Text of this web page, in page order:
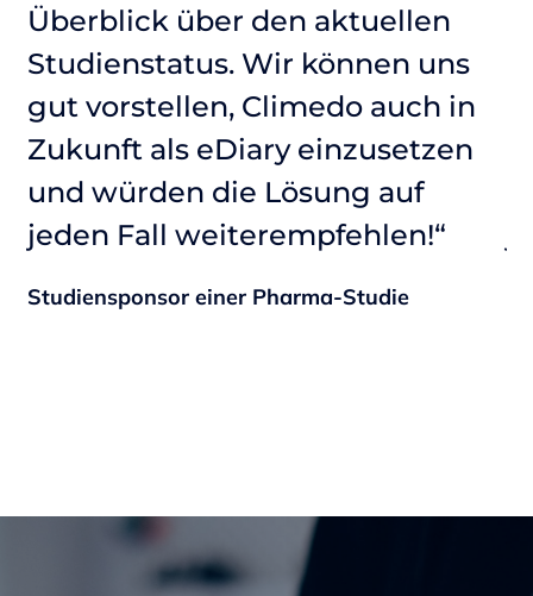
Überblick über den aktuellen
Studienstatus. Wir können uns
gut vorstellen, Climedo auch in
Zukunft als eDiary einzusetzen
und würden die Lösung auf
jeden Fall weiterempfehlen!“
Studiensponsor einer Pharma-Studie